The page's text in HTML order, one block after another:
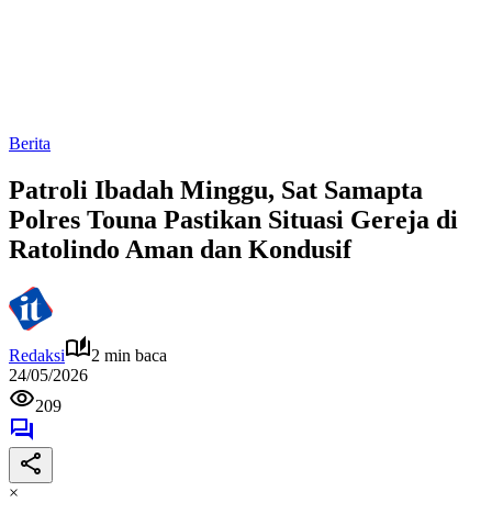
Berita
Patroli Ibadah Minggu, Sat Samapta
Polres Touna Pastikan Situasi Gereja di
Ratolindo Aman dan Kondusif
Redaksi
2 min baca
24/05/2026
209
×